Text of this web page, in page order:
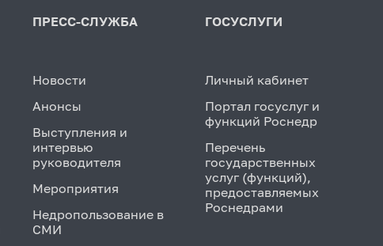
ПРЕСС-СЛУЖБА
Новости
Анонсы
Выступления и
интервью
руководителя
Мероприятия
Недропользование в
СМИ
ГОСУСЛУГИ
Личный кабинет
Портал госуслуг и
функций Роснедр
Перечень
государственных
услуг (функций),
предоставляемых
Роснедрами